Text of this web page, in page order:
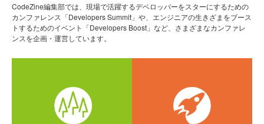
CodeZine編集部では、現場で活躍するデベロッパーをスターにするための
カンファレンス「Developers Summit」や、エンジニアの生きざまをブース
トするためのイベント「Developers Boost」など、さまざまなカンファレ
ンスを企画・運営しています。